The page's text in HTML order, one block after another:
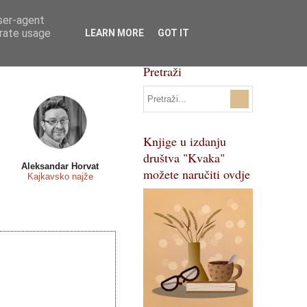
Svi natječaji
Pojmovnik
Aleksandar Horvat
Kajkavsko najže
Pretraži
Knjige u izdanju
društva "Kvaka"
možete naručiti ovdje
agent
usage
LEARN MORE GOT IT